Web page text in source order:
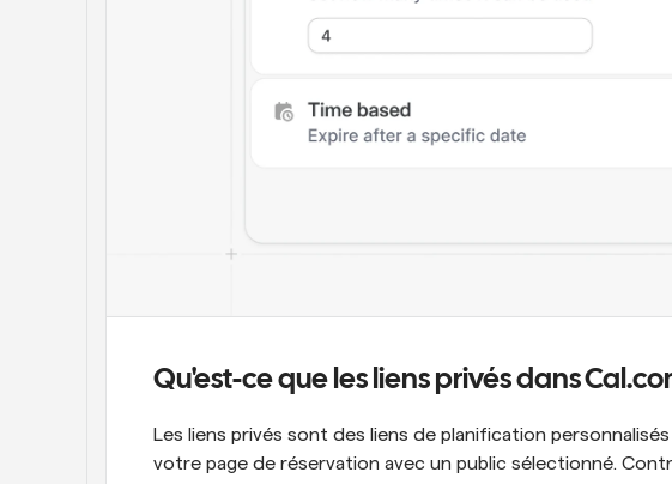
Qu'est-ce que les liens privés dans
Les liens privés sont des liens de planification
votre page de réservation avec un public sélectionné.